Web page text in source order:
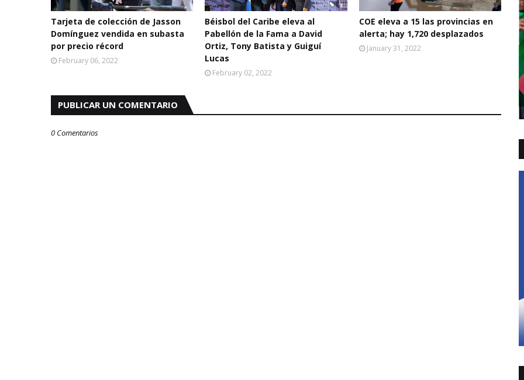
Tarjeta de colección de Jasson
Domínguez vendida en subasta
por precio récord
February 06, 2022
Béisbol del Caribe eleva al
Pabellón de la Fama a David
Ortiz, Tony Batista y Guiguí
Lucas
February 02, 2022
COE eleva a 15 las provincias en
alerta; hay 1,720 desplazados
January 31, 2022
PUBLICAR UN COMENTARIO
0 Comentarios